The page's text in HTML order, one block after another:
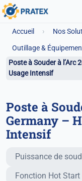
Accueil › Nos
Outillage &
Poste à Souder à l’Arc
Usage Intensif
Poste à
Germany –
Intensif
Puissance de
Fonction Hot